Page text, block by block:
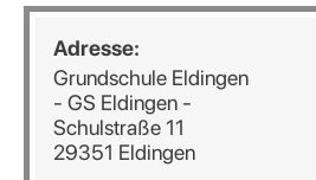
Adresse:
Grundschule Eldingen
- GS Eldingen -
Schulstraße 11
29351 Eldingen